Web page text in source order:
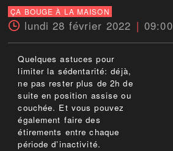
ÇA BOUGE À LA MAISON
lundi 28 février 2022 09:00
Quelques astuces pour
limiter la sédentarité: déjà,
ne pas rester plus de 2h de
suite en position assise ou
couchée. Et vous pouvez
également faire des
étirements entre chaque
période d’inactivité.